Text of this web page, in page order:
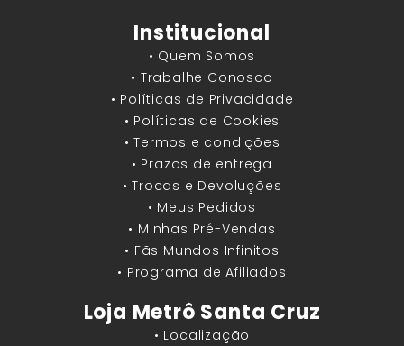
Institucional
• Quem Somos
• Trabalhe Conosco
• Políticas de Privacidade
• Políticas de Cookies
• Termos e condições
• Prazos de entrega
• Trocas e Devoluções
• Meus Pedidos
• Minhas Pré-Vendas
• Fãs Mundos Infinitos
• Programa de Afiliados
Loja Metrô Santa Cruz
• Localização